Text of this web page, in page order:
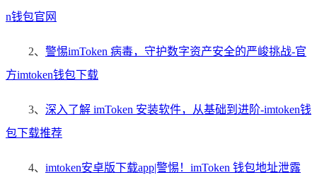
n钱包官网
2、 警惕imToken 病毒，守护数字资产安全的严峻挑战-官
方imtoken钱包下载
3、 深入了解 imToken 安装软件，从基础到进阶-imtoken钱
包下载推荐
4、 imtoken安卓版下载app|警惕！imToken 钱包地址泄露